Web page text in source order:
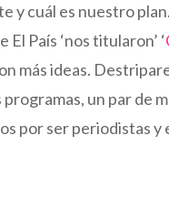
y cuál es nuestro
País ‘nos titularon’ ‘
más ideas.
un par de
por ser periodistas y